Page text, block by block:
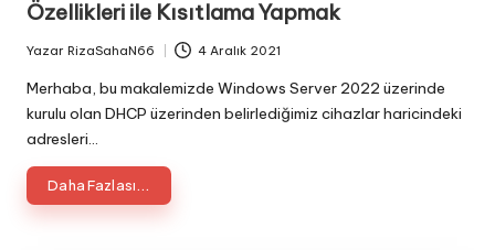
Özellikleri ile Kısıtlama Yapmak
Posted
by
Yazar RizaSahaN66 4 Aralık 2021
Merhaba, bu makalemizde Windows Server 2022 üzerinde
kurulu olan DHCP üzerinden belirlediğimiz cihazlar haricindeki
adresleri…
Daha Fazlası...